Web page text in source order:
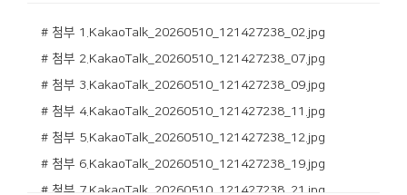
# 첨부 1.KakaoTalk_20260510_121427238_02.jpg
# 첨부 2.KakaoTalk_20260510_121427238_07.jpg
# 첨부 3.KakaoTalk_20260510_121427238_09.jpg
# 첨부 4.KakaoTalk_20260510_121427238_11.jpg
# 첨부 5.KakaoTalk_20260510_121427238_12.jpg
# 첨부 6.KakaoTalk_20260510_121427238_19.jpg
# 첨부 7.KakaoTalk_20260510_121427238_21.jpg